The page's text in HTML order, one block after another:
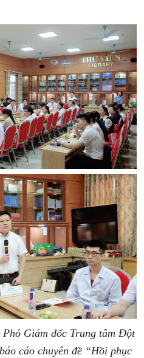
Giám đốc Trung tâm Đột
cáo chuyên đề “Hồi phục